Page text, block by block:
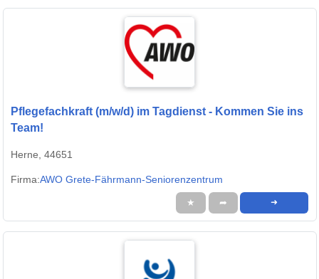
Pflegefachkraft (m/w/d) im Tagdienst - Kommen Sie ins
Team!
Herne, 44651
Firma:AWO Grete-Fährmann-Seniorenzentrum
★ ➦ ➜